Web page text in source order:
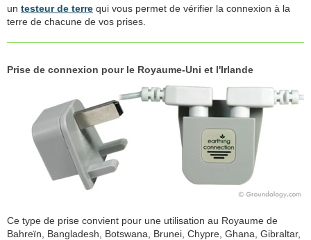
un testeur de terre qui vous permet de vérifier la connexion à la
terre de chacune de vos prises.
Prise de connexion pour le Royaume-Uni et l'Irlande
Ce type de prise convient pour une utilisation au Royaume de
Bahreïn, Bangladesh, Botswana, Brunei, Chypre, Ghana, Gibraltar,